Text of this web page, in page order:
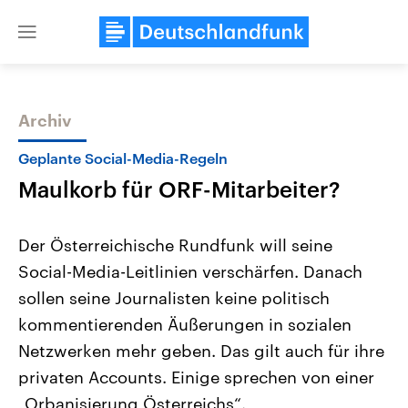
Close
Themen
Landtagswahl Sachsen-Anhalt
2026
Alle Informationen
Sachsen-Anhalt wählt am 6.
September 2026 einen neuen
Landtag. Seit 2021 wird das
Bundesland von einer Koalition aus
USA
Aktuelle Beiträge,
Hintergründe
Wirtschaftlich und
gehören die Vereinigten
mit großem Einfluss auf
Archiv
Geplante Social-Media-Regeln
Maulkorb für ORF-Mitarbeiter?
Der Österreichische Rundfunk will seine
Social-Media-Leitlinien verschärfen. Danach
sollen seine Journalisten keine politisch
kommentierenden Äußerungen in sozialen
Netzwerken mehr geben. Das gilt auch für ihre
privaten Accounts. Einige sprechen von einer
„Orbanisierung Österreichs“.